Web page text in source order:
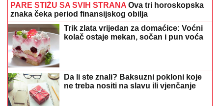
PARE STIŽU SA SVIH STRANA Ova tri horoskopska
znaka čeka period finansijskog obilja
Trik zlata vrijedan za domaćice: Voćni
kolač ostaje mekan, sočan i pun voća
Da li ste znali? Baksuzni pokloni koje
ne treba nositi na slavu ili vjenčanje